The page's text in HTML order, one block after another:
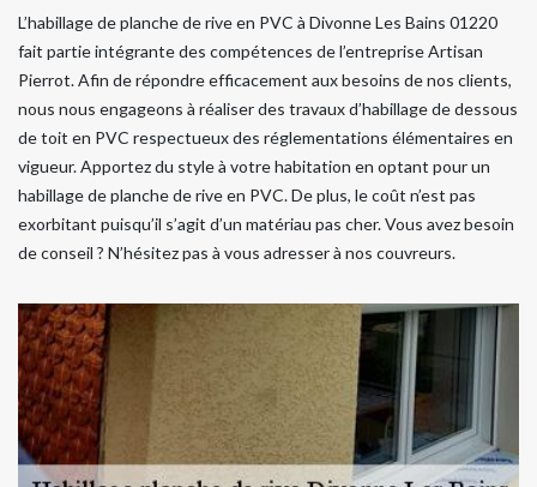
L’habillage de planche de rive en PVC à Divonne Les Bains 01220
fait partie intégrante des compétences de l’entreprise Artisan
Pierrot. Afin de répondre efficacement aux besoins de nos clients,
nous nous engageons à réaliser des travaux d’habillage de dessous
de toit en PVC respectueux des réglementations élémentaires en
vigueur. Apportez du style à votre habitation en optant pour un
habillage de planche de rive en PVC. De plus, le coût n’est pas
exorbitant puisqu’il s’agit d’un matériau pas cher. Vous avez besoin
de conseil ? N’hésitez pas à vous adresser à nos couvreurs.